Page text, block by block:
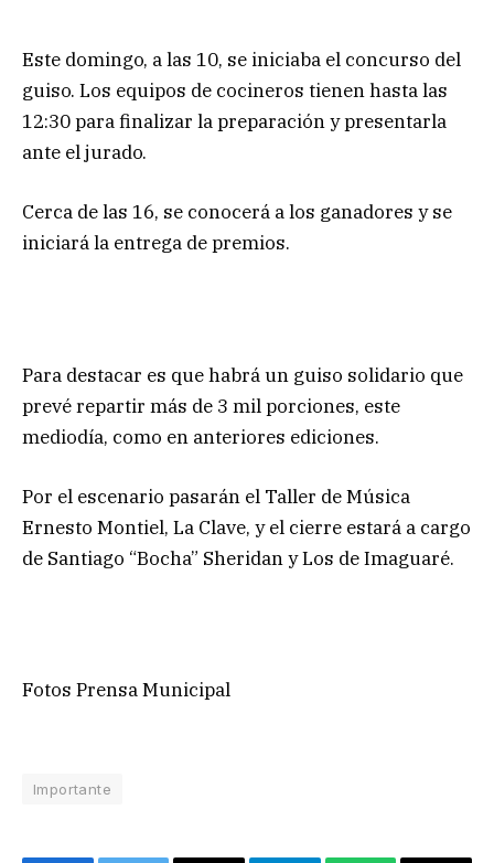
Este domingo, a las 10, se iniciaba el concurso del
guiso. Los equipos de cocineros tienen hasta las
12:30 para finalizar la preparación y presentarla
ante el jurado.
Cerca de las 16, se conocerá a los ganadores y se
iniciará la entrega de premios.
Para destacar es que habrá un guiso solidario que
prevé repartir más de 3 mil porciones, este
mediodía, como en anteriores ediciones.
Por el escenario pasarán el Taller de Música
Ernesto Montiel, La Clave, y el cierre estará a cargo
de Santiago “Bocha” Sheridan y Los de Imaguaré.
Fotos Prensa Municipal
Importante